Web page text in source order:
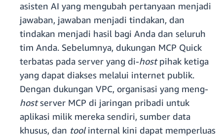
asisten AI yang mengubah pertanyaan menjadi
jawaban, jawaban menjadi tindakan, dan
tindakan menjadi hasil bagi Anda dan seluruh
tim Anda. Sebelumnya, dukungan MCP Quick
terbatas pada server yang di-hostpihak ketiga
yang dapat diakses melalui internet publik.
Dengan dukungan VPC, organisasi yang meng-
hostserver MCP di jaringan pribadi untuk
aplikasi milik mereka sendiri, sumber data
khusus, dan toolinternal kini dapat memperluas